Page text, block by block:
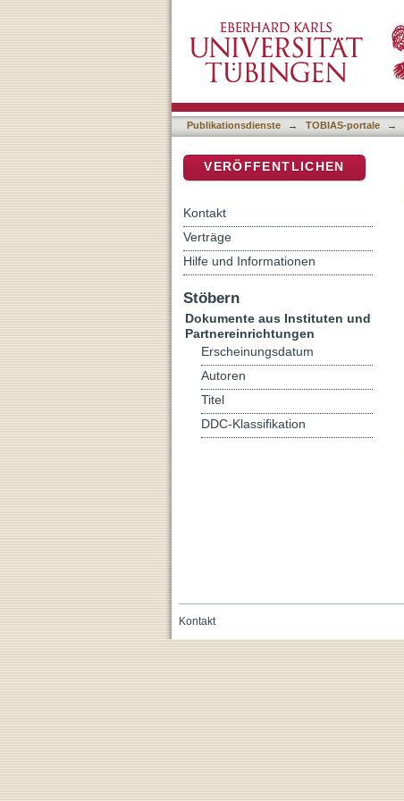
Publikationsdienste → TOBIAS-portale →
VERÖFFENTLICHEN
Kontakt
Verträge
Hilfe und Informationen
Stöbern
Dokumente aus Instituten und
Partnereinrichtungen
Erscheinungsdatum
Autoren
Titel
DDC-Klassifikation
Kontakt